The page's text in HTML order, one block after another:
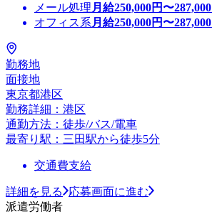
メール処理 月給250,000円〜287,000
オフィス系 月給250,000円〜287,000
勤務地
面接地
東京都港区
勤務詳細：港区
通勤方法：徒歩/バス/電車
最寄り駅：三田駅から徒歩5分
交通費支給
詳細を見る
応募画面に進む
派遣労働者